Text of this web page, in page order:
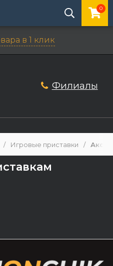
0
в 1 клик
Филиалы
/ Игровые приставки /